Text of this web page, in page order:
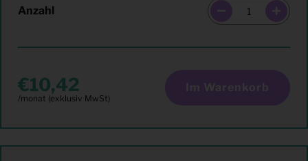
Anzahl
10,42 Im Warenkorb